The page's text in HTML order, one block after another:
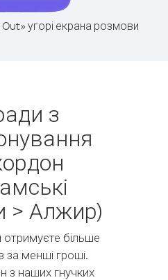
угорі екрана розмови
з
> Алжир)
отримуєте більше
за менші гроші.
з наших гнучких